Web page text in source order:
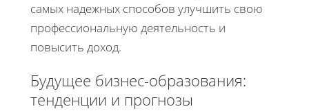
самых надежных способов улучшить свою
профессиональную деятельность и
повысить доход.
Будущее бизнес-образования:
тенденции и прогнозы